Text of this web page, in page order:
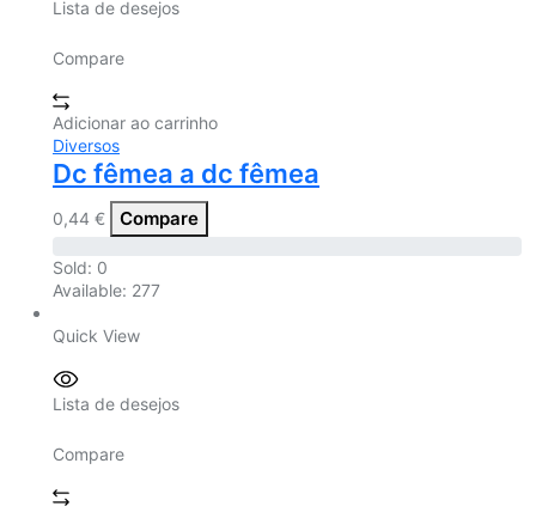
Lista de desejos
Compare
Adicionar ao carrinho
Diversos
Dc fêmea a dc fêmea
0,44 € Compare
Sold: 0
Available: 277
Quick View
Lista de desejos
Compare